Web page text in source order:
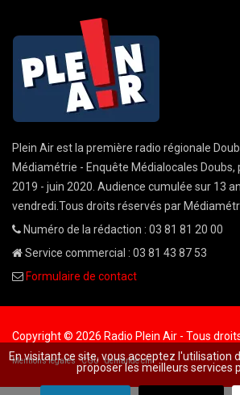
Plein Air est la première radio régionale
Médiamétrie - Enquête Médialocales
2019 - juin 2020. Audience cumulée sur 13
vendredi.Tous droits réservés par
Numéro de la rédaction : 03 81 81 20 00
Service commercial : 03 81 43 87 53
Formulaire de contact
Copyright © 2026 Radio Plein Air - Tous
Mentions légales CGU demande cnil
En visitant ce site, vous acceptez l'utilisation
proposer les meilleurs services